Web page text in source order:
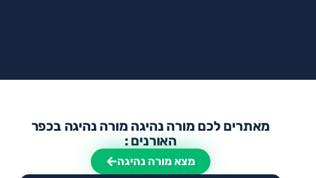
מאתרים לכם מורה נהיגה מורה נהיגה בכפר
האורנים :
מצא מורה נהיגה